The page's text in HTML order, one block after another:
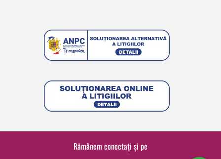
Rămânem conectați și pe